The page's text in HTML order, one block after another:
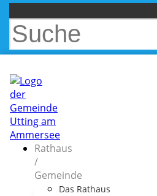
Rathaus
/
Gemeinde
Das Rathaus